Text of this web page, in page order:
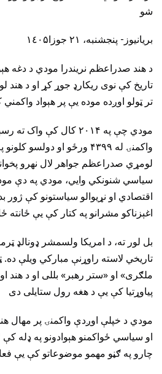
شو
بریانیوز- پنجشنبه، ۲۱ جوزا١٤٠۵
د هند صدراعظم نریندرا مودي د دغه
تاریخ کې نوی ریکارډ جوړ کړ او د
تر ټولو اوږده موده یې پر هېواد
مودي چې په ۲۰۱۴ کال کې
واکمنۍ له ۴۳۹۹ ورځو او
لومړي صدراعظم جواهر لال نهرو
سیاسي شنونکي وایي، مودي په دې
اقتصادي او نړیوالو سیاستونو کې ژور
اغېزناکو مشرانو په کتار کې یې
بل لور ته، د امریکا ولسمشر ډونالډ
تاریخي لاسته راوړنې مبارکي ویلې
ملګری» او «ستر رهبر» بللی او د هند او
پیاوړتیا کې یې د هغه رول ستایلی دی
مودي د خپلې اوږدې واکمنۍ پر مهال
او سیاسي ځواکمنو هېوادونو په ډله کې
چارو په ګڼو مهمو موضوعاتو کې یې